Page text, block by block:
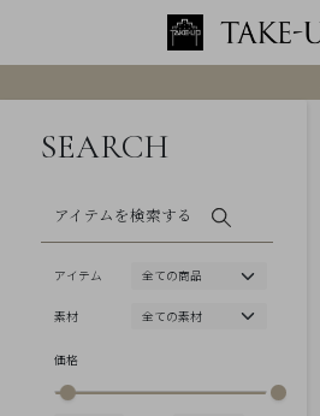
SEARCH
アイテムを検索する
アイテム
素材
価格
グ
ン
/
員
International